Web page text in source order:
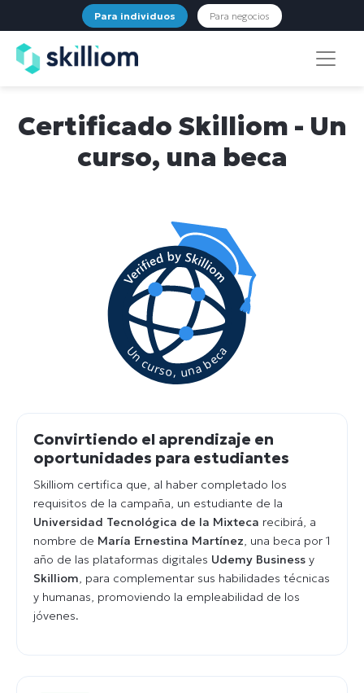
Para individuos Para negocios
Certificado Skilliom - Un
curso, una beca
Convirtiendo el aprendizaje en
oportunidades para estudiantes
Skilliom certifica que, al haber completado los
requisitos de la campaña, un estudiante de la
Universidad Tecnológica de la Mixteca recibirá, a
nombre de María Ernestina Martínez , una beca por 1
año de las plataformas digitales Udemy Business y
Skilliom , para complementar sus habilidades técnicas
y humanas, promoviendo la empleabilidad de los
jóvenes.